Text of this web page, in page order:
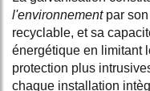
l'environnementpar son
recyclable, et sa
énergétique en limitant
protection plus
chaque installation